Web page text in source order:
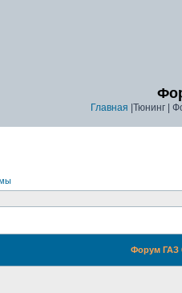
Главная |Тюнинг |
Форум ГАЗ